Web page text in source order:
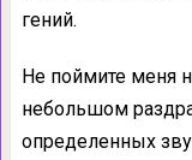
гений.
Не поймите меня
небольшом
определенных